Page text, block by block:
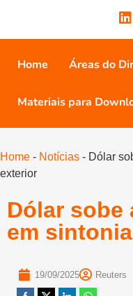
Home Áreas do
Materiais para
Home - Notícias - Dólar
exterior
Dólar sobe
em
19/09/2025 Reuters